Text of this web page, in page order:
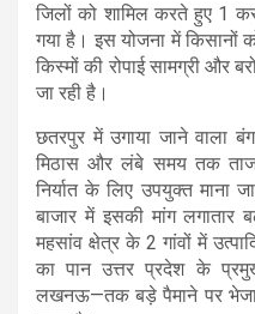
जिलों को शामिल करते हुए 1
गया है। इस योजना में किसानों
किस्मों की रोपाई सामग्री और
जा रही है।
छतरपुर में उगाया जाने वाला
मिठास और लंबे समय तक
निर्यात के लिए उपयुक्त माना
बाजार में इसकी मांग
महसांव क्षेत्र के 2 गांवों में
का पान उत्तर प्रदेश के
लखनऊ—तक बड़े पैमाने पर भेजा